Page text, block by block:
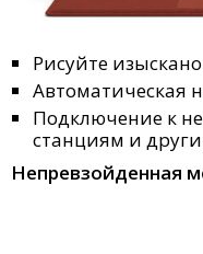
Рисуйте
Автоматическая
Подключение к
станциям и
Непревзойденная